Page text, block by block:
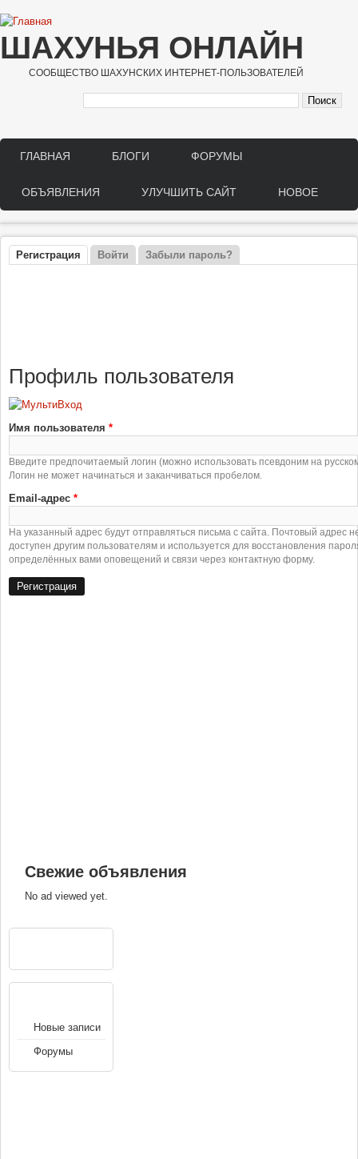
Перейти к основному содержанию
ШАХУНЬЯ ОНЛАЙН
СООБЩЕСТВО ШАХУНСКИХ ИНТЕРНЕТ-ПОЛЬЗОВАТЕЛЕЙ
Main menu
ГЛАВНАЯ БЛОГИ ФОРУМЫ
ОБЪЯВЛЕНИЯ УЛУЧШИТЬ САЙТ НОВОЕ
Главные вкладки
Регистрация (активная вкладка)
Войти Забыли пароль?
Профиль пользователя
Имя пользователя *
Введите предпочитаемый логин (можно использовать псевдоним на
Логин не может начинаться и заканчиваться пробелом.
Email-адрес *
На указанный адрес будут отправляться письма с сайта. Почтовый адрес
доступен другим пользователям и используется для восстановления
определённых вами оповещений и связи через контактную форму.
Свежие объявления
No ad viewed yet.
Новые записи
Форумы